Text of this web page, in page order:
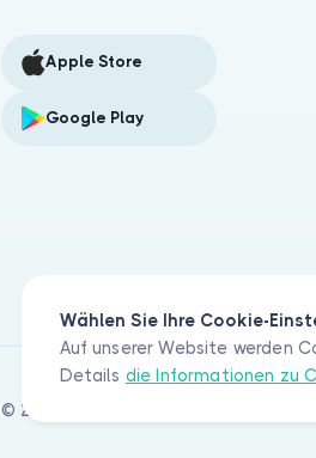
Wählen Sie Ihre Cookie-
Auf unserer Website werden
Details die Informationen zu
Apple Store
Google Play
© 2026 Bulut Klinik Teknoloji A.Ş.